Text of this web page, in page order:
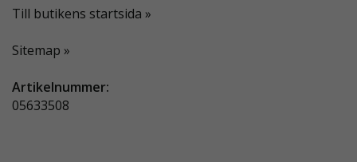
Till butikens startsida »
Sitemap »
Artikelnummer:
05633508